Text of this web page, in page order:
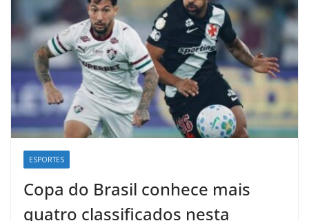
ESPORTES
Copa do Brasil conhece mais
quatro classificados nesta